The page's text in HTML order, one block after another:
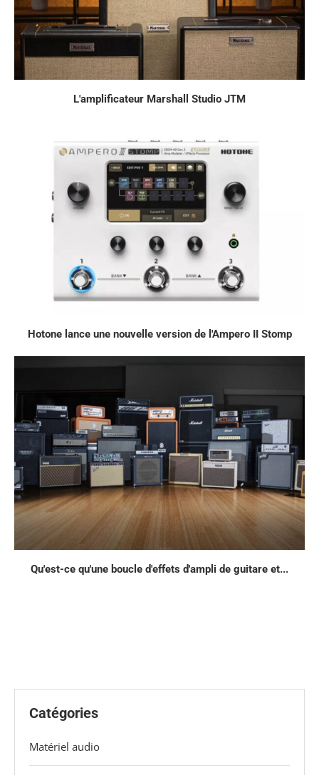
L'amplificateur Marshall Studio JTM
Hotone lance une nouvelle version de l'Ampero II Stomp
Qu'est-ce qu'une boucle d'effets d'ampli de guitare et...
Catégories
Matériel audio